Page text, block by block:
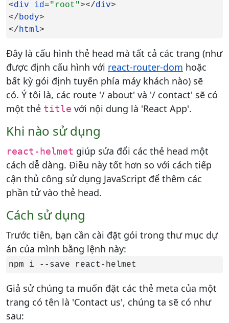
<div id="root"></div>
</body>
</html>
Đây là cấu hình thẻ head mà tất cả các trang (như
được định cấu hình với react-router-dom hoặc
bất kỳ gói định tuyến phía máy khách nào) sẽ
có. Ý tôi là, các route '/ about' và '/ contact' sẽ có
một thẻ title với nội dung là 'React App'.
Khi nào sử dụng
react-helmet giúp sửa đổi các thẻ head một
cách dễ dàng. Điều này tốt hơn so với cách tiếp
cận thủ công sử dụng JavaScript để thêm các
phần tử vào thẻ head.
Cách sử dụng
Trước tiên, bạn cần cài đặt gói trong thư mục dự
án của mình bằng lệnh này:
npm i --save react-helmet
Giả sử chúng ta muốn đặt các thẻ meta của một
trang có tên là 'Contact us', chúng ta sẽ có như
sau: